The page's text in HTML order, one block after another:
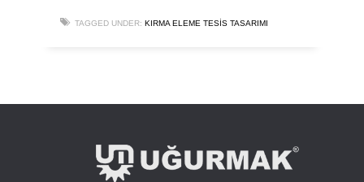
TAGGED UNDER: KIRMA ELEME TESIS TASARIMI